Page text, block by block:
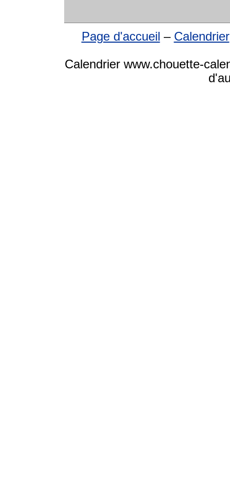
Page d'accueil – Calendrier
Calendrier www.chouette-